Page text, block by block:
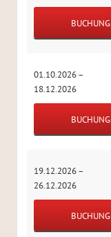
BUCHUNG
01.10.2026 –
18.12.2026
BUCHUNG
19.12.2026 –
26.12.2026
BUCHUNG